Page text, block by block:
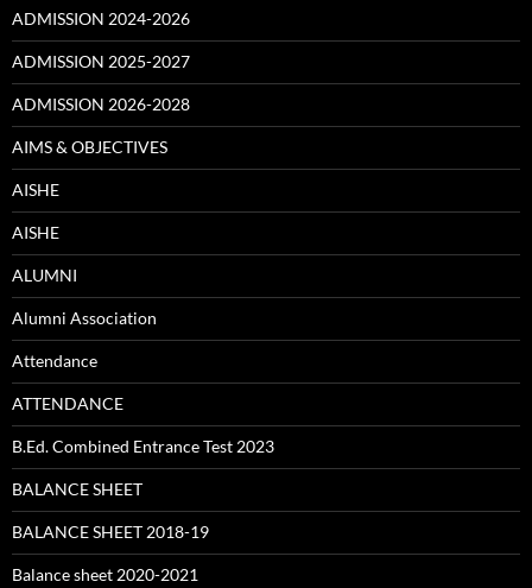
ADMISSION 2024-2026
ADMISSION 2025-2027
ADMISSION 2026-2028
AIMS & OBJECTIVES
AISHE
AISHE
ALUMNI
Alumni Association
Attendance
ATTENDANCE
B.Ed. Combined Entrance Test 2023
BALANCE SHEET
BALANCE SHEET 2018-19
Balance sheet 2020-2021